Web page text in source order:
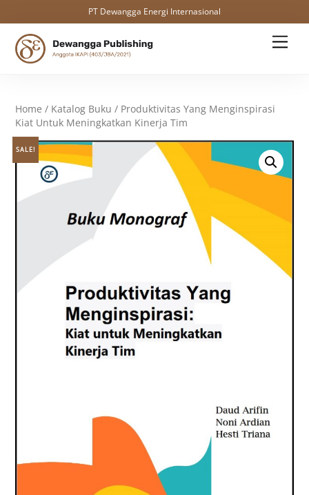
PT Dewangga Energi Internasional
content
Home / Katalog Buku / Produktivitas Yang Menginspirasi
Kiat Untuk Meningkatkan Kinerja Tim
SALE!